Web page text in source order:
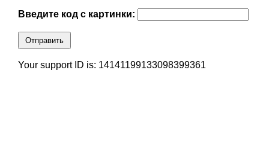
Введите код с картинки:
Отправить
Your support ID is: 14141199133098399361